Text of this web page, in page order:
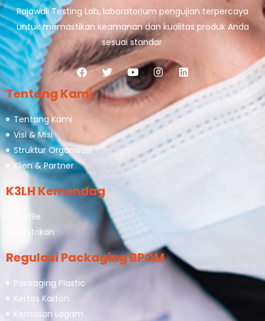
Rajawali Testing Lab, laboratorium pengujian terpercaya
untuk memastikan keamanan dan kualitas produk Anda
sesuai standar.
Tentang Kami
Tentang Kami
Visi & Misi
Struktur Organisasi
Klien & Partner
K3LH Kemendag
Textile
Kelistrikan
Regulasi Packaging BPOM
Packaging Plastic
Kertas Karton
Kemasan Logam